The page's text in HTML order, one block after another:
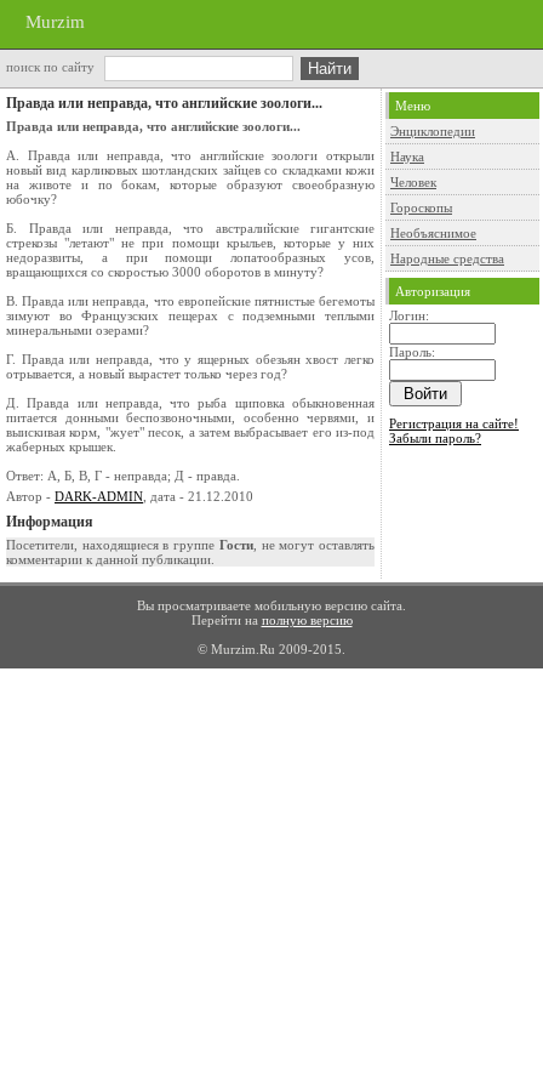
Murzim
поиск по сайту
Правда или неправда, что английские зоологи...
Правда или неправда, что английские зоологи...
А. Правда или неправда, что английские зоологи открыли
новый вид карликовых шотландских зайцев со складками кожи
на животе и по бокам, которые образуют своеобразную
юбочку?
Б. Правда или неправда, что австралийские гигантские
стрекозы "летают" не при помощи крыльев, которые у них
недоразвиты, а при помощи лопатообразных усов,
вращающихся со скоростью 3000 оборотов в минуту?
В. Правда или неправда, что европейские пятнистые бегемоты
зимуют во Французских пещерах с подземными теплыми
минеральными озерами?
Г. Правда или неправда, что у ящерных обезьян хвост легко
отрывается, а новый вырастет только через год?
Д. Правда или неправда, что рыба щиповка обыкновенная
питается донными беспозвоночными, особенно червями, и
выискивая корм, "жует" песок, а затем выбрасывает его из-под
жаберных крышек.
Ответ: А, Б, В, Г - неправда; Д - правда.
Автор - DARK-ADMIN , дата - 21.12.2010
Информация
Посетители, находящиеся в группе Гости, не могут оставлять
комментарии к данной публикации.
Меню
Энциклопедии
Наука
Человек
Гороскопы
Необъяснимое
Народные средства
Авторизация
Логин:
Пароль:
Регистрация на сайте!
Забыли пароль?
Вы просматриваете мобильную версию сайта.
Перейти на полную версию
© Murzim.Ru 2009-2015.